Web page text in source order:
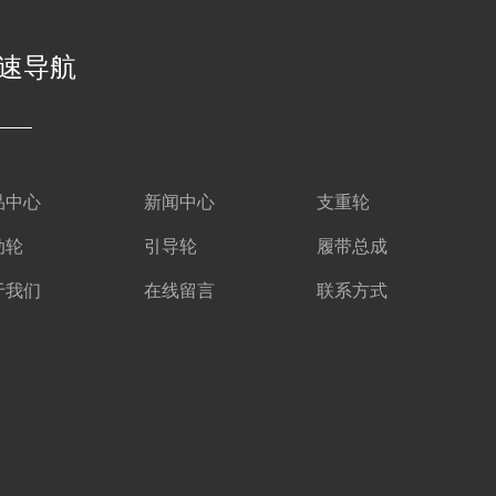
导航
中心 新闻中心 支重轮
轮 引导轮 履带总成
我们 在线留言 联系方式